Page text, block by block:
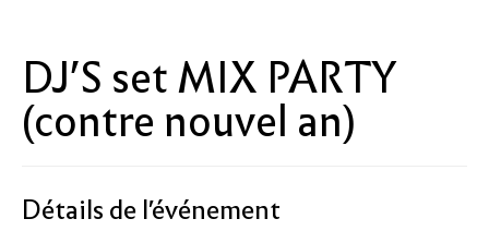
LA COOPÉRATIVE & L’ASSO
LE CONSEIL COOPÉRATIF
LE PROGRAMME
DJ’S set MIX PARTY
(contre nouvel an)
Détails de l'événement